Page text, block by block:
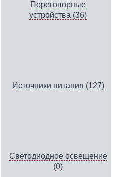
Переговорные
устройства (36)
Источники питания (127)
Светодиодное освещение
(0)